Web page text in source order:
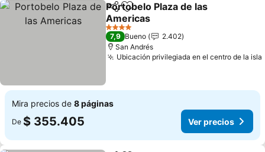
CompartirAgregar a favoritos
Portobelo Plaza de las
Americas
Ver precios
4 Estrellas
7,9 Bueno
2.402
San Andrés
Ubicación privilegiada en el centro de la isla
Mira precios de 8 páginas
De $ 355.405 Ver precios